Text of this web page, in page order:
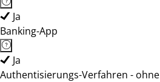
Ja
Banking-App
Ja
Authentisierungs-Verfahren -